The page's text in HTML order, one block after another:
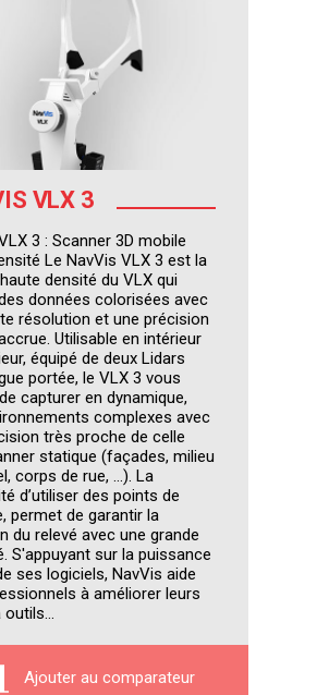
VLX 3
3 : Scanner 3D mobile
Le NavVis VLX 3 est la
densité du VLX qui
données colorisées avec
résolution et une précision
Utilisable en intérieur
équipé de deux Lidars
portée, le VLX 3 vous
capturer en dynamique,
complexes avec
très proche de celle
statique (façades, milieu
corps de rue, …). La
d’utiliser des points de
permet de garantir la
du relevé avec une grande
S'appuyant sur la puissance
ses logiciels, NavVis aide
à améliorer leurs
Ajouter au comparateur